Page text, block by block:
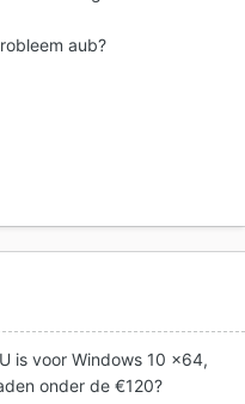
aub?
is voor Windows 10 x64,
onder de €120?